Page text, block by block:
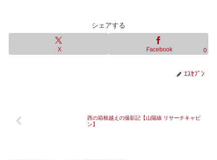
シェアする
X Facebook 0
ｴｽｾﾌﾞﾝ
西の箱根越えの撮影記【山陽線 リサーチキャビ
ン】